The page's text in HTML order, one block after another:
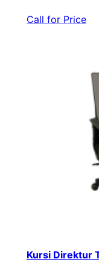
Call for Price
Kursi Direktur